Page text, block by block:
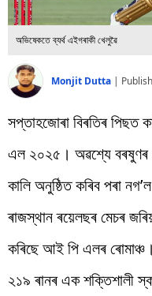
অভিষেকতে ব্যৰ্থ এইগৰাকী খেলুৱৈ
Monjit Dutta |
সপ্তাহজোৰা বিৰতিৰ পিছত
এল ২০২৫। অৱশ্যে বৰষুণৰ
কালি অনুষ্ঠিত কৰিব পৰা
ৰাজস্থান ৰয়েলছৰ মেচৰ
কৰিছে আই পি এলৰ
২১৯ ৰানৰ এক শক্তিশালী